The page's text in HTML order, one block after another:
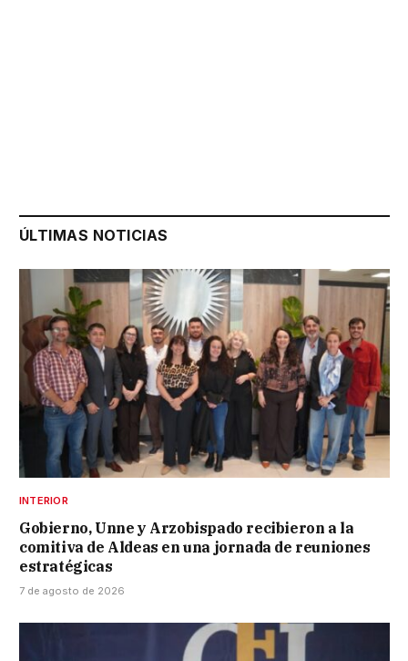
ÚLTIMAS NOTICIAS
INTERIOR
Gobierno, Unne y Arzobispado recibieron a la
comitiva de Aldeas en una jornada de reuniones
estratégicas
7 de agosto de 2026